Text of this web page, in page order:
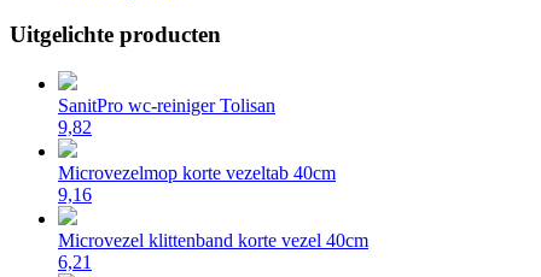
Uitgelichte producten
SanitPro wc-reiniger Tolisan
9,82
Microvezelmop korte vezeltab 40cm
9,16
Microvezel klittenband korte vezel 40cm
6,21